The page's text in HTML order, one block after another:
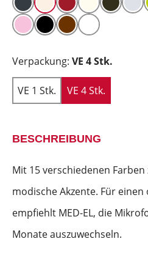
Verpackung: VE 4 Stk.
VE 1 Stk. VE 4 Stk.
BESCHREIBUNG
Mit 15 verschiedenen
modische Akzente. Für
empfiehlt MED-EL, die
Monate auszuwechseln.